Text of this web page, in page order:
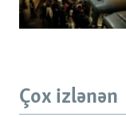
Çox izlənən